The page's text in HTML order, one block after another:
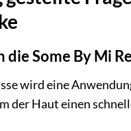
Some By Mi
wird eine
der Haut einen